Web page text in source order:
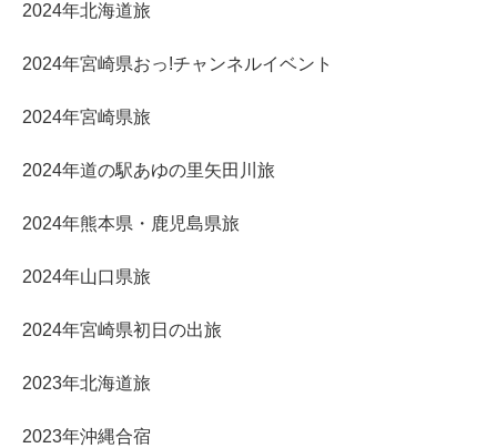
2024年北海道旅
2024年宮崎県おっ!チャンネルイベント
2024年宮崎県旅
2024年道の駅あゆの里矢田川旅
2024年熊本県・鹿児島県旅
2024年山口県旅
2024年宮崎県初日の出旅
2023年北海道旅
2023年沖縄合宿